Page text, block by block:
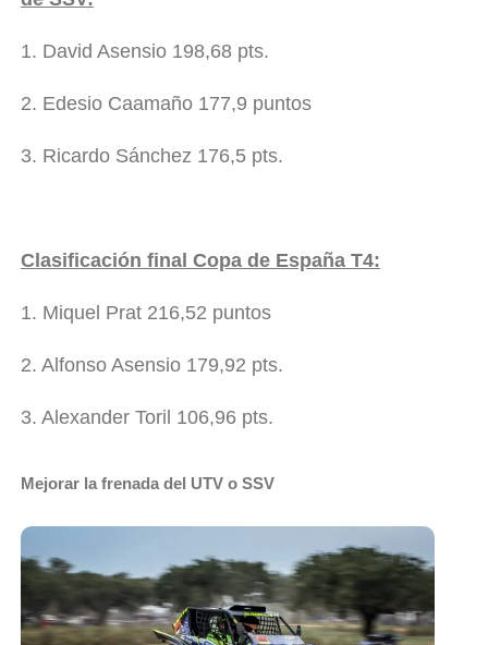
1. David Asensio 198,68 pts.
2. Edesio Caamaño 177,9 puntos
3. Ricardo Sánchez 176,5 pts.
Clasificación final Copa de España T4:
1. Miquel Prat 216,52 puntos
2. Alfonso Asensio 179,92 pts.
3. Alexander Toril 106,96 pts.
Mejorar la frenada del UTV o SSV